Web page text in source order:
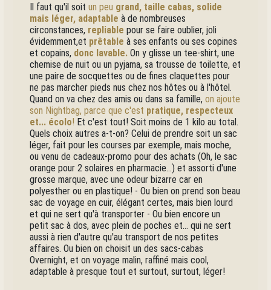
Il faut qu'il soitun peu grand, taille cabas, solide
mais léger, adaptable à de nombreuses
circonstances, repliable pour se faire oublier, joli
évidemment,et prêtable à ses enfants ou ses copines
et copains, donc lavable. On y glisse un tee-shirt, une
chemise de nuit ou un pyjama, sa trousse de toilette, et
une paire de socquettes ou de fines claquettes pour
ne pas marcher pieds nus chez nos hôtes ou à l'hôtel.
Quand on va chez des amis ou dans sa famille,on ajoute
son Nightbag, parce que c'est pratique, respecteux
et... écolo! Et c'est tout! Soit moins de 1 kilo au total.
Quels choix autres a-t-on? Celui de prendre soit un sac
léger, fait pour les courses par exemple, mais moche,
ou venu de cadeaux-promo pour des achats (Oh, le sac
orange pour 2 solaires en pharmacie...) et assorti d'une
grosse marque, avec une odeur bizarre car en
polyesther ou en plastique! - Ou bien on prend son beau
sac de voyage en cuir, élégant certes, mais bien lourd
et qui ne sert qu'à transporter - Ou bien encore un
petit sac à dos, avec plein de poches et... qui ne sert
aussi à rien d'autre qu'au transport de nos petites
affaires. Ou bien on choisit un des sacs-cabas
Overnight, et on voyage malin, raffiné mais cool,
adaptable à presque tout et surtout, surtout, léger!